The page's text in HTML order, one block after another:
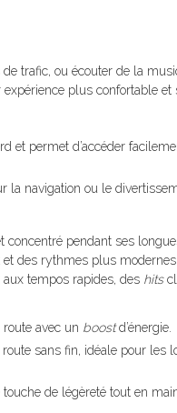
trafic, ou écouter de la
plus confortable et
et permet d’accéder
la navigation ou le
concentré pendant ses
des rythmes plus
tempos rapides, des hits
avec un boostd’énergie.
sans fin, idéale pour les
de légèreté tout en